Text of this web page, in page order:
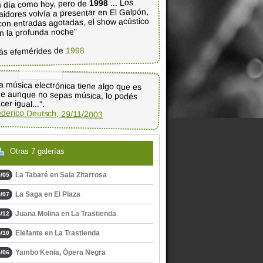
día como hoy, pero de1998 ... Los
volvía a presentar en El Galpón,
entradas agotadas, el show acústico
la profunda noche"
efemérides de 1998
música electrónica tiene algo que es
aunque no sepas música, lo podés
igual...".
Deutsch, 29/11/2003
Otras 7 galerías
05 La Tabaré en Sala Zitarrosa
07 La Saga en El Plaza
12 Juana Molina en La Trastienda
10 Elefante en La Trastienda
06 Yambo Kenia, Ópera Negra